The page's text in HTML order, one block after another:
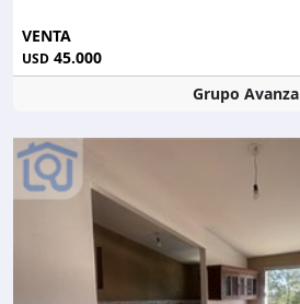
VENTA
USD 45.000
Grupo Avanza